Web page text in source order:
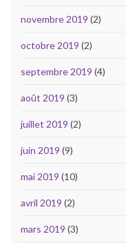
novembre 2019 (2)
octobre 2019 (2)
septembre 2019 (4)
août 2019 (3)
juillet 2019 (2)
juin 2019 (9)
mai 2019 (10)
avril 2019 (2)
mars 2019 (3)